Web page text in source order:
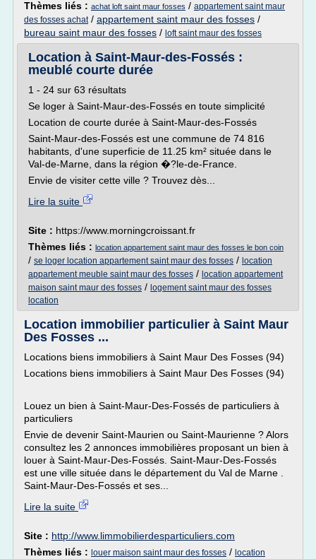
Thèmes liés : achat loft saint maur fosses / appartement saint maur
des fosses achat/ appartement saint maur des fosses /
bureau saint maur des fosses / loft saint maur des fosses
Location à Saint-Maur-des-Fossés :
meublé courte durée
1 - 24 sur 63 résultats
Se loger à Saint-Maur-des-Fossés en toute simplicité
Location de courte durée à Saint-Maur-des-Fossés
Saint-Maur-des-Fossés est une commune de 74 816
habitants, d'une superficie de 11.25 km² située dans le
Val-de-Marne, dans la région �?le-de-France.
Envie de visiter cette ville ? Trouvez dès...
Lire la suite
Site : https://www.morningcroissant.fr
Thèmes liés : location appartement saint maur des fosses le bon coin
/ se loger location appartement saint maur des fosses / location
appartement meuble saint maur des fosses / location appartement
maison saint maur des fosses / logement saint maur des fosses
location
Location immobilier particulier à Saint Maur
Des Fosses ...
Locations biens immobiliers à Saint Maur Des Fosses (94)
Locations biens immobiliers à Saint Maur Des Fosses (94)
Louez un bien à Saint-Maur-Des-Fossés de particuliers à
particuliers
Envie de devenir Saint-Maurien ou Saint-Maurienne ? Alors
consultez les 2 annonces immobilières proposant un bien à
louer à Saint-Maur-Des-Fossés. Saint-Maur-Des-Fossés
est une ville située dans le département du Val de Marne .
Saint-Maur-Des-Fossés et ses...
Lire la suite
Site : http://www.limmobilierdesparticuliers.com
Thèmes liés : louer maison saint maur des fosses / location